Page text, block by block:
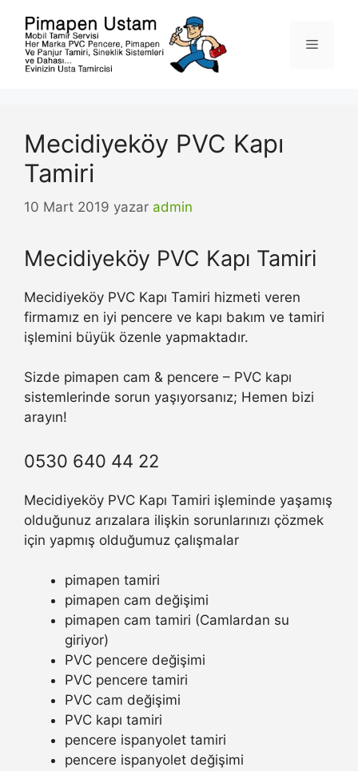
Menü
Mecidiyeköy PVC Kapı
Tamiri
10 Mart 2019 yazar admin
Mecidiyeköy PVC Kapı Tamiri
Mecidiyeköy PVC Kapı Tamiri hizmeti veren
firmamız en iyi pencere ve kapı bakım ve tamiri
işlemini büyük özenle yapmaktadır.
Sizde pimapen cam & pencere – PVC kapı
sistemlerinde sorun yaşıyorsanız; Hemen bizi
arayın!
0530 640 44 22
Mecidiyeköy PVC Kapı Tamiri işleminde yaşamış
olduğunuz arızalara ilişkin sorunlarınızı çözmek
için yapmış olduğumuz çalışmalar
pimapen tamiri
pimapen cam değişimi
pimapen cam tamiri (Camlardan su
giriyor)
PVC pencere değişimi
PVC pencere tamiri
PVC cam değişimi
PVC kapı tamiri
pencere ispanyolet tamiri
pencere ispanyolet değişimi